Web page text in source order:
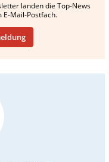
landen die Top-News
Mail-Postfach.